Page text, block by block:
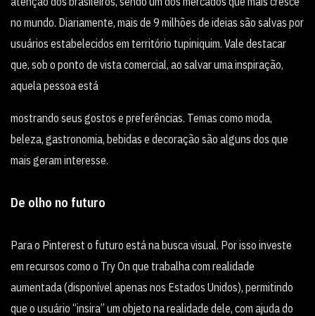
no mundo. Diariamente, mais de 9 milhões de ideias são salvas por
usuários estabelecidos em território tupiniquim. Vale destacar
que, sob o ponto de vista comercial, ao salvar uma inspiração,
aquela pessoa está
mostrando seus gostos e preferências. Temas como moda,
beleza, gastronomia, bebidas e decoração são alguns dos que
mais geram interesse.
De olho no futuro
Para o Pinterest o futuro está na busca visual. Por isso investe
em recursos como o Try On que trabalha com realidade
aumentada (disponível apenas nos Estados Unidos), permitindo
que o usuário “insira” um objeto na realidade dele, com ajuda do